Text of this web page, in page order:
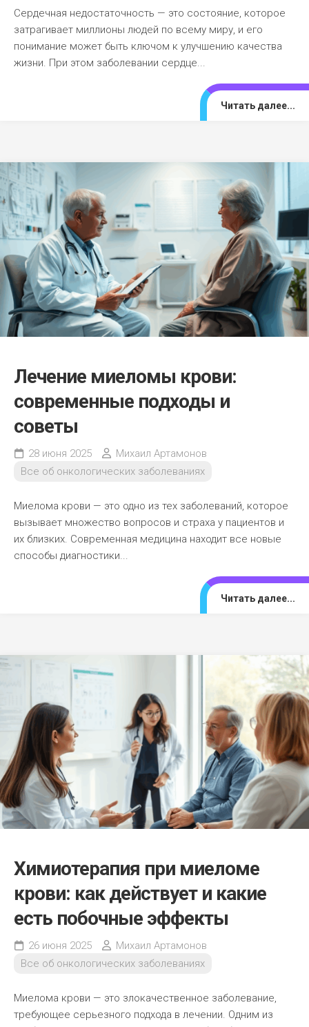
Сердечная недостаточность — это состояние, которое
затрагивает миллионы людей по всему миру, и его
понимание может быть ключом к улучшению качества
жизни. При этом заболевании сердце...
Читать далее...
Лечение миеломы крови:
современные подходы и
советы
28 июня 2025
Михаил Артамонов
Все об онкологических заболеваниях
Миелома крови — это одно из тех заболеваний, которое
вызывает множество вопросов и страха у пациентов и
их близких. Современная медицина находит все новые
способы диагностики...
Читать далее...
Химиотерапия при миеломе
крови: как действует и какие
есть побочные эффекты
26 июня 2025
Михаил Артамонов
Все об онкологических заболеваниях
Миелома крови — это злокачественное заболевание,
требующее серьезного подхода в лечении. Одним из